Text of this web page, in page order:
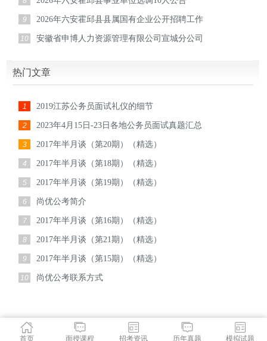
9 2026年六安霍邱县县属国有企业公开招聘工作
10 安徽省申博人力资源管理有限公司宣城分公司
热门文章
1 2019江苏公务员面试礼仪的细节
2 2023年4月15日-23日各地公务员面试真题汇总
3 2017年半月谈（第20期）（精选）
4 2017年半月谈（第18期）（精选）
5 2017年半月谈（第19期）（精选）
6 尚优公考简介
7 2017年半月谈（第16期）（精选）
8 2017年半月谈（第21期）（精选）
9 2017年半月谈（第15期）（精选）
10 尚优公考联系方式
首页 面授课程 招考资讯 历年真题 模拟试题